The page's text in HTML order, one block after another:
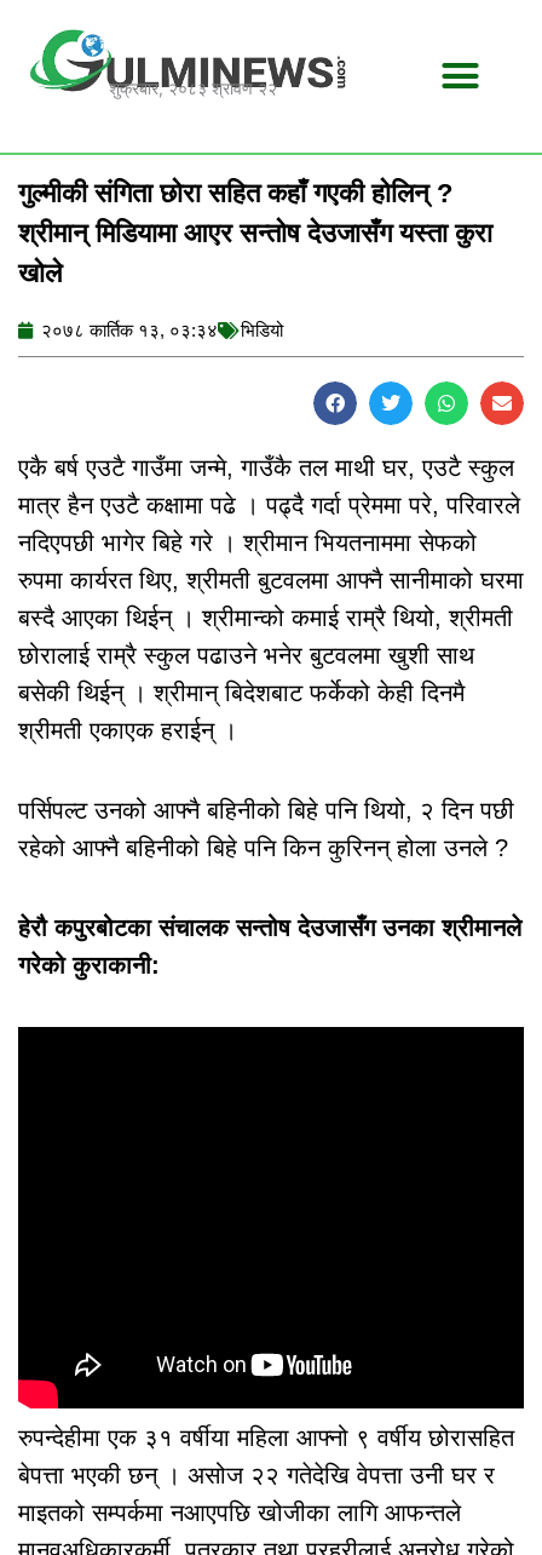
content
शुक्रबार, २०८३ श्रावण २२
गुल्मीकी संगिता छोरा सहित कहाँ गएकी होलिन् ?
श्रीमान् मिडियामा आएर सन्तोष देउजासँग यस्ता कुरा
खोले
२०७८ कार्तिक १३, ०३:३४ भिडियो
एकै बर्ष एउटै गाउँमा जन्मे, गाउँकै तल माथी घर, एउटै स्कुल
मात्र हैन एउटै कक्षामा पढे । पढ्दै गर्दा प्रेममा परे, परिवारले
नदिएपछी भागेर बिहे गरे । श्रीमान भियतनाममा सेफको
रुपमा कार्यरत थिए, श्रीमती बुटवलमा आफ्नै सानीमाको घरमा
बस्दै आएका थिईन् । श्रीमान्को कमाई राम्रै थियो, श्रीमती
छोरालाई राम्रै स्कुल पढाउने भनेर बुटवलमा खुशी साथ
बसेकी थिईन् । श्रीमान् बिदेशबाट फर्केको केही दिनमै
श्रीमती एकाएक हराईन् ।
पर्सिपल्ट उनको आफ्नै बहिनीको बिहे पनि थियो, २ दिन पछी
रहेको आफ्नै बहिनीको बिहे पनि किन कुरिनन् होला उनले ?
हेरौ कपुरबोटका संचालक सन्तोष देउजासँग उनका श्रीमानले
गरेको कुराकानी:
रुपन्देहीमा एक ३१ वर्षीया महिला आफ्नो ९ वर्षीय छोरासहित
बेपत्ता भएकी छन् । असोज २२ गतेदेखि वेपत्ता उनी घर र
माइतको सम्पर्कमा नआएपछि खोजीका लागि आफन्तले